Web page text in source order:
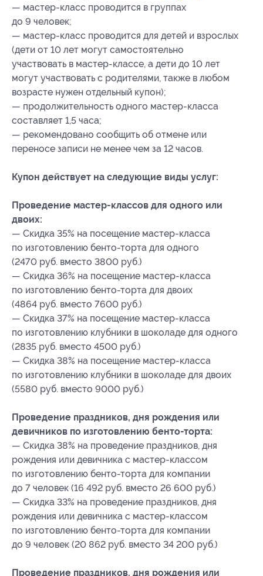
— мастер-класс проводится в группах
до 9 человек;
— мастер-класс проводится для детей и взрослых
(дети от 10 лет могут самостоятельно
участвовать в мастер-классе, а дети до 10 лет
могут участвовать с родителями, также в любом
возрасте нужен отдельный купон);
— продолжительность одного мастер-класса
составляет 1,5 часа;
— рекомендовано сообщить об отмене или
переносе записи не менее чем за 12 часов.
Купон действует на следующие виды услуг:
Проведение мастер-классов для одного или
двоих:
— Скидка 35% на посещение мастер-класса
по изготовлению бенто-торта для одного
(2470 руб. вместо 3800 руб.)
— Скидка 36% на посещение мастер-класса
по изготовлению бенто-торта для двоих
(4864 руб. вместо 7600 руб.)
— Скидка 37% на посещение мастер-класса
по изготовлению клубники в шоколаде для одного
(2835 руб. вместо 4500 руб.)
— Скидка 38% на посещение мастер-класса
по изготовлению клубники в шоколаде для двоих
(5580 руб. вместо 9000 руб.)
Проведение праздников, дня рождения или
девичников по изготовлению бенто-торта:
— Скидка 38% на проведение праздников, дня
рождения или девичника с мастер-классом
по изготовлению бенто-торта для компании
до 7 человек (16 492 руб. вместо 26 600 руб.)
— Скидка 33% на проведение праздников, дня
рождения или девичника с мастер-классом
по изготовлению бенто-торта для компании
до 9 человек (20 862 руб. вместо 34 200 руб.)
Проведение праздников, дня рождения или